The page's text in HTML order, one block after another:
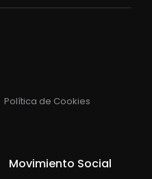
Política de Cookies
Movimiento Social